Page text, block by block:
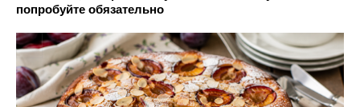
попробуйте обязательно